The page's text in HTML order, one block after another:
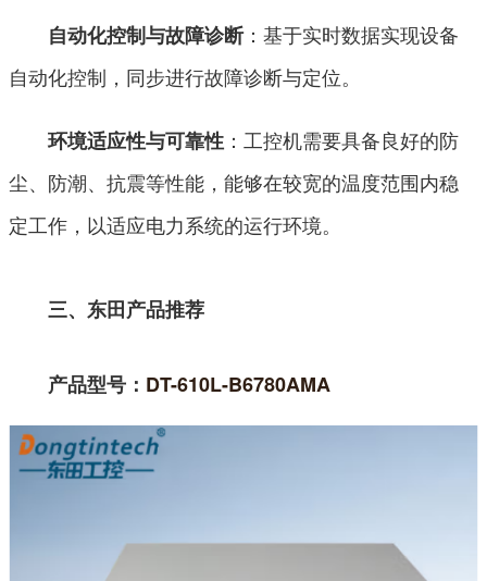
自动化控制与故障诊断：基于实时数据实现设备
自动化控制，同步进行故障诊断与定位。
环境适应性与可靠性 ：工控机需要具备良好的防
尘、防潮、抗震等性能，能够在较宽的温度范围内稳
定工作，以适应电力系统的运行环境。
三、东田产品推荐
产品型号： DT-610L-B6780AMA